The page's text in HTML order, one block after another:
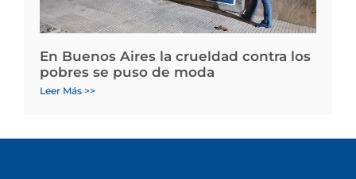
En Buenos Aires la crueldad contra los
pobres se puso de moda
Leer Más >>